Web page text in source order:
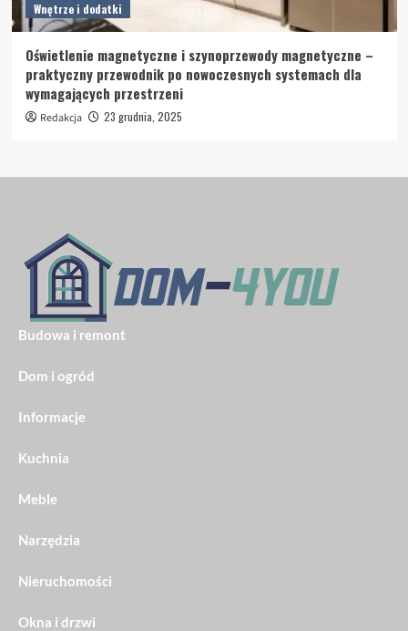
Wnętrze i dodatki
Oświetlenie magnetyczne i szynoprzewody magnetyczne –
praktyczny przewodnik po nowoczesnych systemach dla
wymagających przestrzeni
Redakcja 23 grudnia, 2025
Budowa i remont
Dom i ogród
Informacje
Kuchnia
Meble
Narzędzia
Nieruchomości
Okna i drzwi